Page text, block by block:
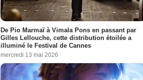
De Pio Marmaï à Vimala Pons en passant par
Gilles Lellouche, cette distribution étoilée a
illuminé le Festival de Cannes
mercredi 13 mai 2026